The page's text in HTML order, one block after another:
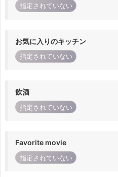
指定されていない
お気に入りのキッチン
指定されていない
飲酒
指定されていない
Favorite movie
指定されていない